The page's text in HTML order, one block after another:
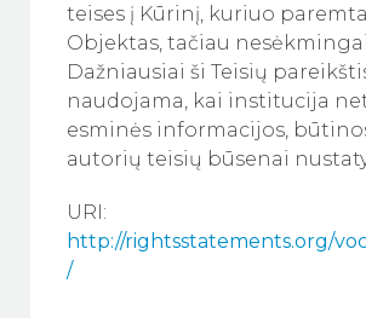
teises į Kūrinį, kuriuo
Objektas, tačiau nesėkmingai.
Dažniausiai ši Teisių
naudojama, kai institucija
esminės informacijos,
autorių teisių būsenai
URI:
http://rightsstatements.org/
/